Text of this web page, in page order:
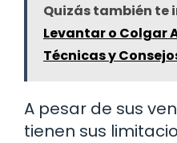
Quizás también te
Levantar o Colgar
Técnicas y
A pesar de sus
tienen sus